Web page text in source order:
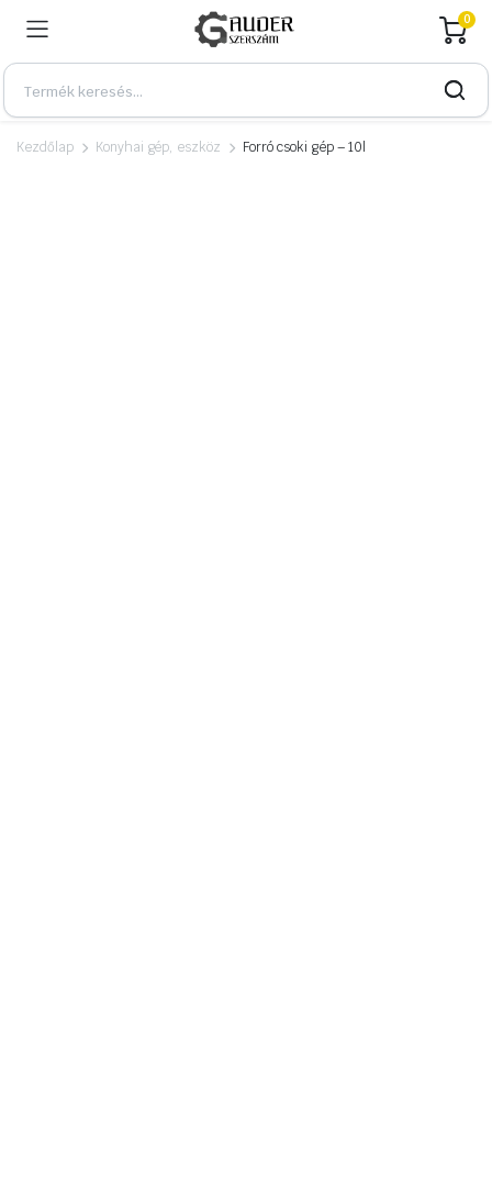
0
Kezdőlap Konyhai gép, eszköz Forró csoki gép – 10l